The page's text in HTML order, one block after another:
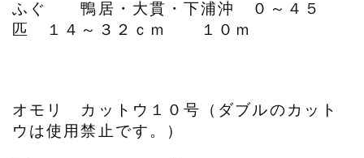
ふぐ 鴨居・大貫・下浦沖 ０～４５
匹 １４～３２ｃｍ １０ｍ
オモリ カットウ１０号（ダブルのカット
ウは使用禁止です。）